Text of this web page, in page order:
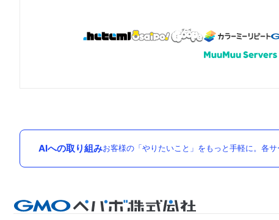
AIへの取り組みお客様の「やりたいこと」をもっと手軽に。各